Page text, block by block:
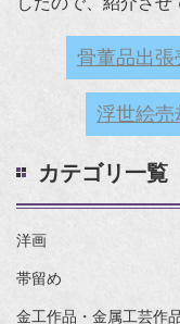
骨董品出張
浮世絵売
カテゴリ一覧
洋画
帯留め
金工作品・金属工芸作